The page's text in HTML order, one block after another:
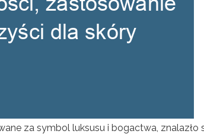
za symbol luksusu i bogactwa,